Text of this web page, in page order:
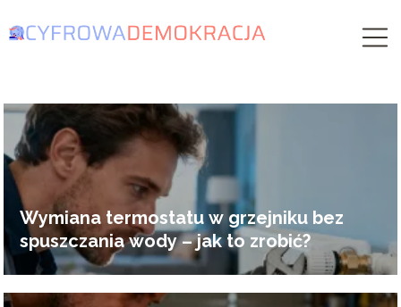
Wymiana termostatu w grzejniku bez
spuszczania wody – jak to zrobić?